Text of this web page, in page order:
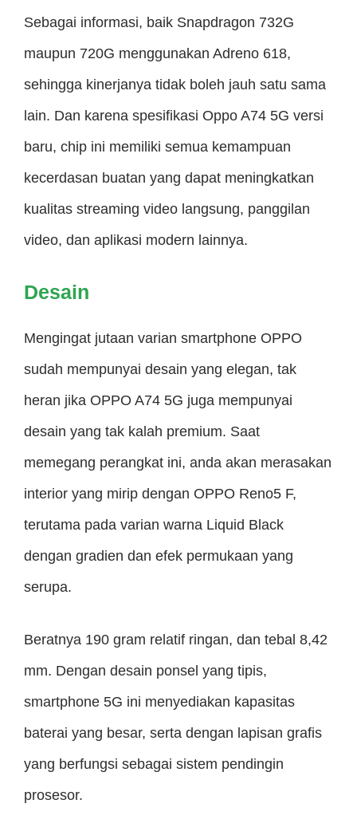
Sebagai informasi, baik Snapdragon 732G
maupun 720G menggunakan Adreno 618,
sehingga kinerjanya tidak boleh jauh satu sama
lain. Dan karena spesifikasi Oppo A74 5G versi
baru, chip ini memiliki semua kemampuan
kecerdasan buatan yang dapat meningkatkan
kualitas streaming video langsung, panggilan
video, dan aplikasi modern lainnya.
Desain
Mengingat jutaan varian smartphone OPPO
sudah mempunyai desain yang elegan, tak
heran jika OPPO A74 5G juga mempunyai
desain yang tak kalah premium. Saat
memegang perangkat ini, anda akan merasakan
interior yang mirip dengan OPPO Reno5 F,
terutama pada varian warna Liquid Black
dengan gradien dan efek permukaan yang
serupa.
Beratnya 190 gram relatif ringan, dan tebal 8,42
mm. Dengan desain ponsel yang tipis,
smartphone 5G ini menyediakan kapasitas
baterai yang besar, serta dengan lapisan grafis
yang berfungsi sebagai sistem pendingin
prosesor.